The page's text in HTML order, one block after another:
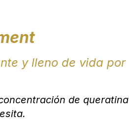
y lleno de vida por
de queratina